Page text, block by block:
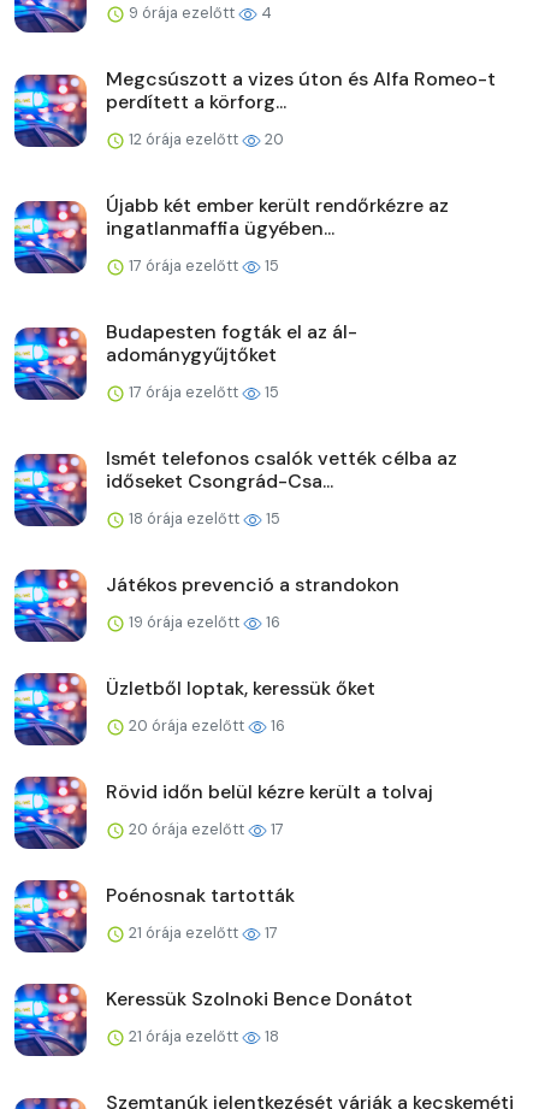
9 órája ezelőtt 4
Megcsúszott a vizes úton és Alfa Romeo-t
perdített a körforg...
12 órája ezelőtt 20
Újabb két ember került rendőrkézre az
ingatlanmaffia ügyében...
17 órája ezelőtt 15
Budapesten fogták el az ál-
adománygyűjtőket
17 órája ezelőtt 15
Ismét telefonos csalók vették célba az
időseket Csongrád-Csa...
18 órája ezelőtt 15
Játékos prevenció a strandokon
19 órája ezelőtt 16
Üzletből loptak, keressük őket
20 órája ezelőtt 16
Rövid időn belül kézre került a tolvaj
20 órája ezelőtt 17
Poénosnak tartották
21 órája ezelőtt 17
Keressük Szolnoki Bence Donátot
21 órája ezelőtt 18
Szemtanúk jelentkezését várják a kecskeméti